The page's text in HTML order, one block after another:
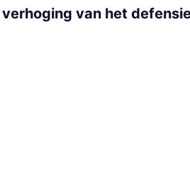
van het